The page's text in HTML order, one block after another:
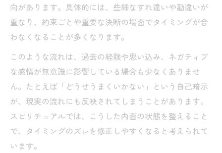
何かとタイミングが悪い日々の背景にある運気
の流れ
スピリチュアルで読むタイミングが悪い人
の特徴
タイミングが悪い日が続く時期のスピリチ
ュアルな意味
運気が低迷する時のスピリチュアル的なタ
イミング対処法
スピリチュアルでみるタイミングが悪いこ
向があります。具体的には、些細なすれ違いや勘違いが
重なり、約束ごとや重要な決断の場面でタイミングが合
わなくなることが多くなります。
このような流れは、過去の経験や思い込み、ネガティブ
な感情が無意識に影響している場合も少なくありませ
ん。たとえば「どうせうまくいかない」という自己暗示
が、現実の流れにも反映されてしまうことがあります。
スピリチュアルでは、こうした内面の状態を整えること
で、タイミングのズレを修正しやすくなると考えられて
います。